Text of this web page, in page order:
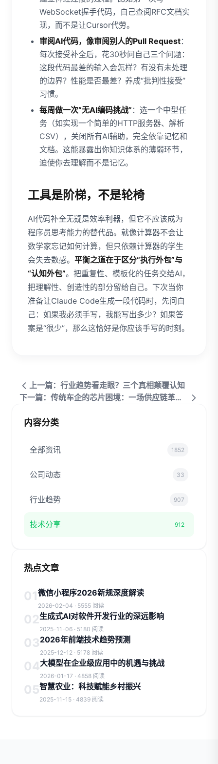
WebSocket握手代码，自己查阅RFC文档实
现，而不是让Cursor代劳。
审阅AI代码，像审阅别人的Pull Request：
每次接受补全后，花30秒问自己三个问题：
这段代码最差的输入会怎样？有没有未处理
的边界？性能是否最差？养成“批判性接受”
习惯。
每周做一次“无AI编码挑战” ：选一个中型任
务（如实现一个简单的HTTP服务器、解析
CSV），关闭所有AI辅助，完全依靠记忆和
文档。这能暴露出你知识体系的薄弱环节，
迫使你去理解而不是记忆。
工具是阶梯，不是轮椅
AI代码补全无疑是效率利器，但它不应该成为
程序员思考能力的替代品。就像计算器不会让
数学家忘记如何计算，但只依赖计算器的学生
会失去数感。 平衡之道在于区分“执行外包”与
“认知外包”。把重复性、模板化的任务交给AI，
把理解性、创造性的部分留给自己。下次当你
准备让Claude Code生成一段代码时，先问自
己：如果我必须手写，我能写出多少？如果答
案是“很少”，那么这恰好是你应该手写的时刻。
上一篇：行业趋势看走眼？三个真相颠覆认知
下一篇：传统车企的芯片困境：一场供应链革命正在重塑行业规则
内容分类
全部资讯 1852
公司动态 33
行业趋势 907
技术分享 912
热点文章
01微信小程序2026新规深度解读
2026-02-04 · 5555 阅读
02生成式AI对软件开发行业的深远影响
2025-11-06 · 5180 阅读
032026年前端技术趋势预测
2025-12-12 · 5178 阅读
04大模型在企业级应用中的机遇与挑战
2026-01-17 · 4858 阅读
05智慧农业：科技赋能乡村振兴
2025-11-15 · 4839 阅读